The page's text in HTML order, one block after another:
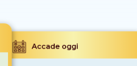
Accade oggi